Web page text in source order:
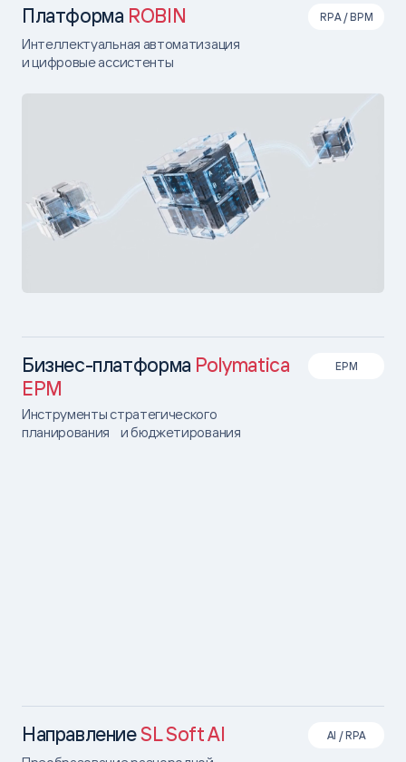
Платформа ROBIN RPA / BPM
Интеллектуальная автоматизация
и цифровые ассистенты
Бизнес-платформа Polymatica
EPM
EPM
Инструменты стратегического
планирования и бюджетирования
НаправлениеSL Soft AI AI / RPA